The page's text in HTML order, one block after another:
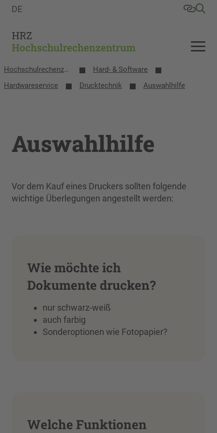
DE
Hochschulrechenzentrum
Hard- & Software
Hardwareservice
Drucktechnik Auswahlhilfe
Auswahlhilfe
Vor dem Kauf eines Druckers sollten folgende
wichtige Überlegungen angestellt werden:
Wie möchte ich
Dokumente drucken?
nur schwarz-weiß
auch farbig
Sonderoptionen wie Fotopapier?
Welche Funktionen